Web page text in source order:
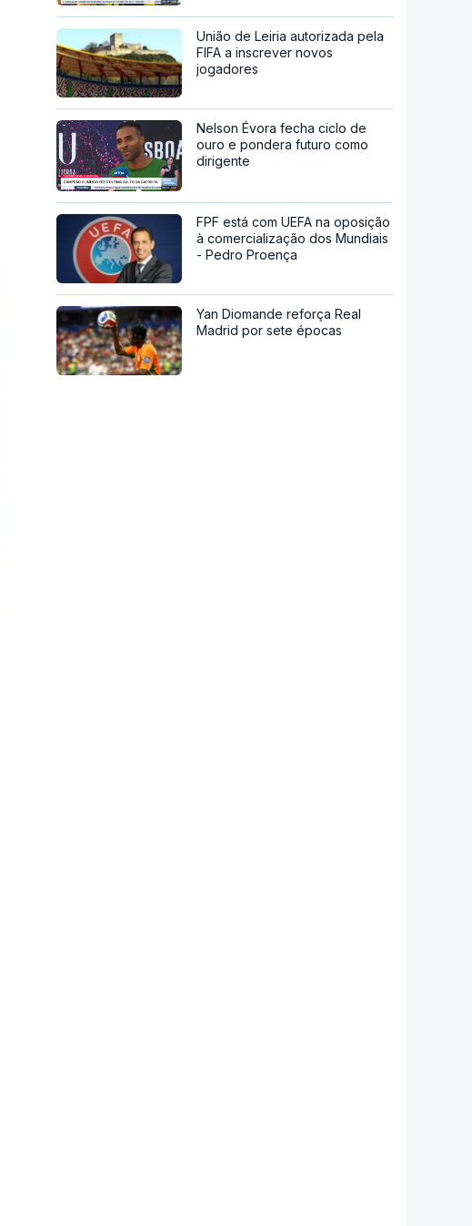
União de Leiria autorizada pela
FIFA a inscrever novos
jogadores
Nelson Évora fecha ciclo de
ouro e pondera futuro como
dirigente
FPF está com UEFA na oposição
à comercialização dos Mundiais
- Pedro Proença
Yan Diomande reforça Real
Madrid por sete épocas